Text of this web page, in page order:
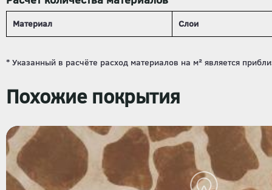
Материал Слои
Похожие покрытия